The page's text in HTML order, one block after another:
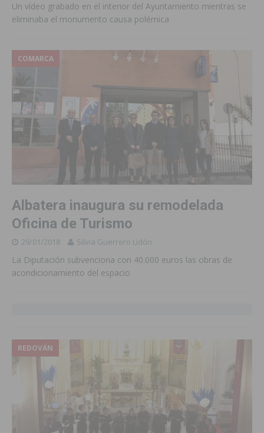
Un vídeo grabado en el interior del Ayuntamiento mientras se
eliminaba el monumento causa polémica
COMARCA
Albatera inaugura su remodelada
Oficina de Turismo
29/01/2018 Silvia Guerrero Lidón
La Diputación subvenciona con 40.000 euros las obras de
acondicionamiento del espacio
REDOVÁN